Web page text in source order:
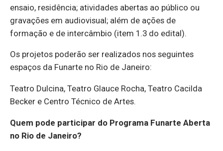
ensaio, residência; atividades abertas ao público ou
gravações em audiovisual; além de ações de
formação e de intercâmbio (item 1.3 do edital).
Os projetos poderão ser realizados nos seguintes
espaços da Funarte no Rio de Janeiro:
Teatro Dulcina, Teatro Glauce Rocha, Teatro Cacilda
Becker e Centro Técnico de Artes.
Quem pode participar do Programa Funarte Aberta
no Rio de Janeiro?